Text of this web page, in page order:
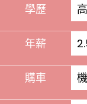
學歷
年薪
購車